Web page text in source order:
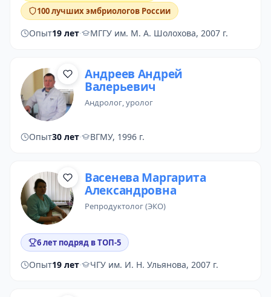
100 лучших эмбриологов России
Опыт19 лет· МГГУ им. М. А. Шолохова, 2007 г.
Андреев Андрей
Валерьевич
андролог,уролог
Опыт30 лет· ВГМУ, 1996 г.
Васенева Маргарита
Александровна
репродуктолог (ЭКО)
6 лет подряд в ТОП-5
Опыт19 лет· ЧГУ им. И. Н. Ульянова, 2007 г.